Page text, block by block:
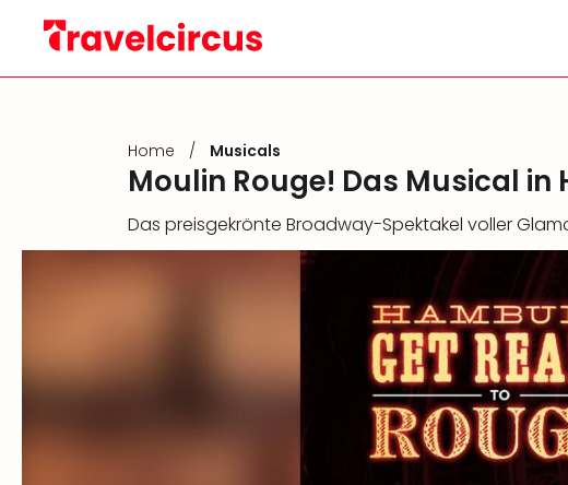
Home / Musicals
Moulin Rouge! Das Musical
Das preisgekrönte Broadway-Spektakel voller